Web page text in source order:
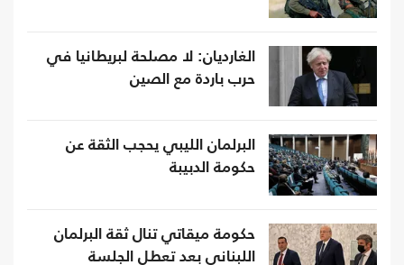
الغارديان: لا مصلحة لبريطانيا في
حرب باردة مع الصين
البرلمان الليبي يحجب الثقة عن
حكومة الدبيبة
حكومة ميقاتي تنال ثقة البرلمان
اللبناني بعد تعطل الجلسة